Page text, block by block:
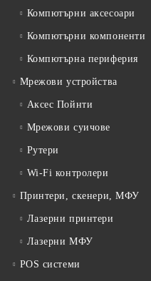
Компютърни аксесоари
Компютърни компоненти
Компютърна периферия
Мрежови устройства
Аксес Пойнти
Мрежови суичове
Рутери
Wi-Fi контролери
Принтери, скенери, МФУ
Лазерни принтери
Лазерни МФУ
POS системи